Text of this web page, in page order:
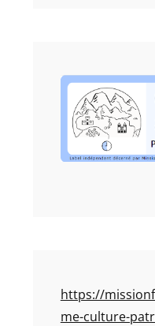
https://
me-culture-